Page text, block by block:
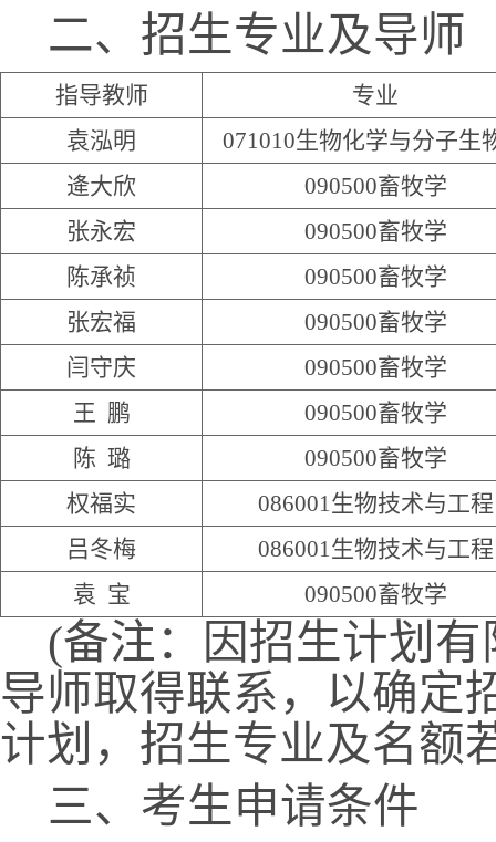
二、招生专业及导师
指导教师
专业
袁泓明
071010生物化学与分子生
逄大欣
090500畜牧学
张永宏
090500畜牧学
陈承祯
090500畜牧学
张宏福
090500畜牧学
闫守庆
090500畜牧学
王 鹏
090500畜牧学
陈 璐
090500畜牧学
权福实
086001生物技术与工程
吕冬梅
086001生物技术与工程
袁 宝
090500畜牧学
(备注：因招生计划
导师取得联系，以确定
计划，招生专业及名额
三、考生申请条件